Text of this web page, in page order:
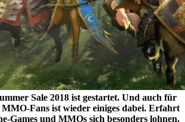
Sale 2018 ist gestartet. Und auch für
Fans ist wieder einiges dabei. Erfahrt
Games und MMOs sich besonders lohnen.